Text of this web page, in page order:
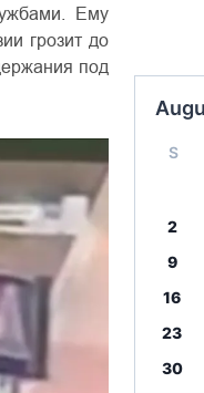
Ему
грозит до
под
S
2
9
16
23
30